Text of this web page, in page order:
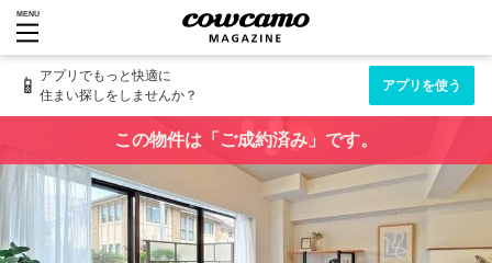
MENU
📱 アプリでもっと快適に
住まい探しをしませんか？
アプリを使う
この物件は「ご成約済み」です。